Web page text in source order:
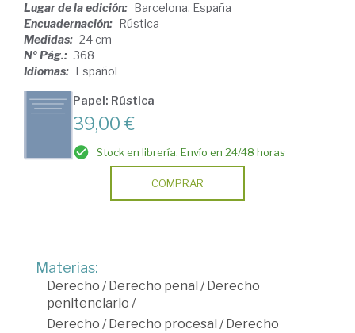
Lugar de la edición: Barcelona. España
Encuadernación: Rústica
Medidas: 24 cm
Nº Pág.: 368
Idiomas: Español
Papel: Rústica
39,00 €
Stock en librería. Envío en 24/48 horas
COMPRAR
Materias:
Derecho /Derecho penal /Derecho
penitenciario /
Derecho /Derecho procesal /Derecho